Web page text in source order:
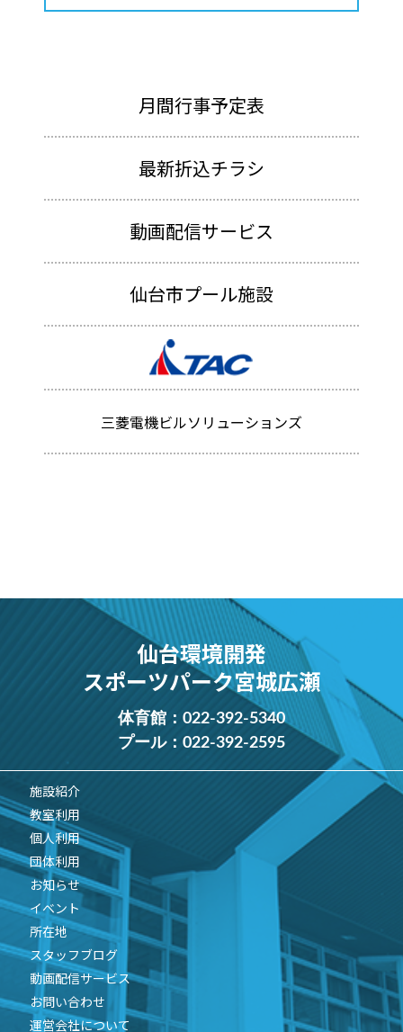
月間行事予定表
最新折込チラシ
動画配信サービス
仙台市プール施設
三菱電機ビルソリューションズ
仙台環境開発
スポーツパーク宮城広瀬
体育館： 022-392-5340
プール： 022-392-2595
施設紹介
教室利用
個人利用
団体利用
お知らせ
イベント
所在地
スタッフブログ
動画配信サービス
お問い合わせ
運営会社について